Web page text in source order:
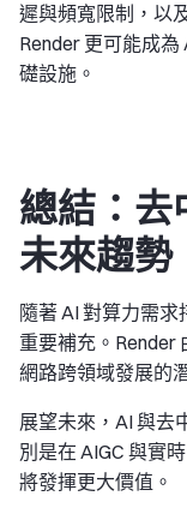
遲與頻寬限制，以
Render 更可能成
礎設施。
總結：去
未來趨勢
隨著 AI 對算力需
重要補充。Render
網路跨領域發展的
展望未來，AI 與去
別是在 AIGC 與實
將發揮更大價值。